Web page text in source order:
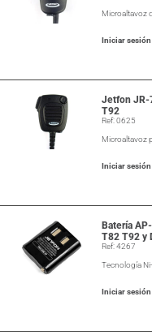
Microaltavoz
Iniciar
Jetfon JR-
T92
Ref: 0625
Microaltavoz
Iniciar
Batería
T82 T92 y
Ref: 4267
Tecnología
Iniciar